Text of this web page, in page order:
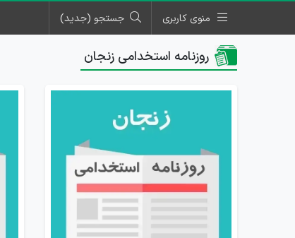
منوی کاربری جستجو (جدید)
روزنامه استخدامی زنجان